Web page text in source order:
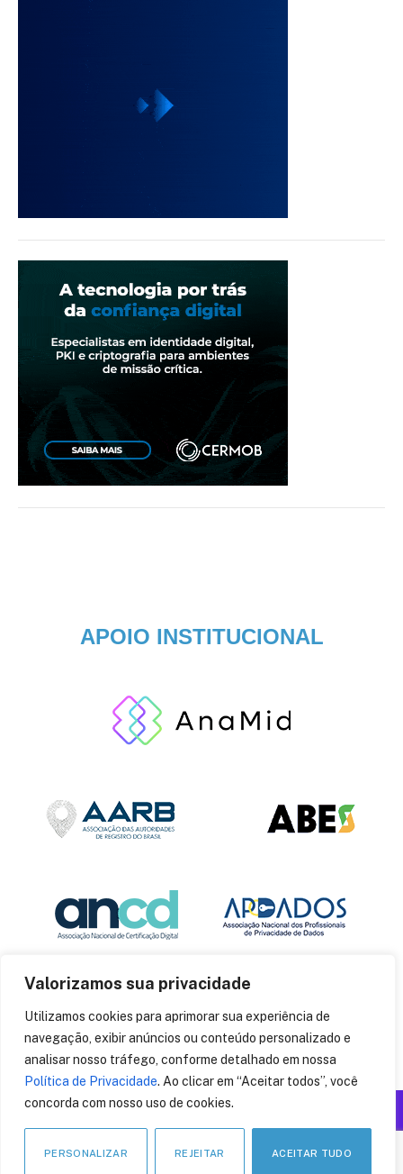
Valorizamos sua privacidade
Utilizamos cookies para aprimorar sua experiência de
navegação, exibir anúncios ou conteúdo personalizado e
analisar nosso tráfego, conforme detalhado em nossa
Política de Privacidade. Ao clicar em “Aceitar todos”, você
concorda com nosso uso de cookies.
PERSONALIZAR REJEITAR ACEITAR TUDO
APOIO INSTITUCIONAL
© 2014CryptoID. Todos os direitos reservados.